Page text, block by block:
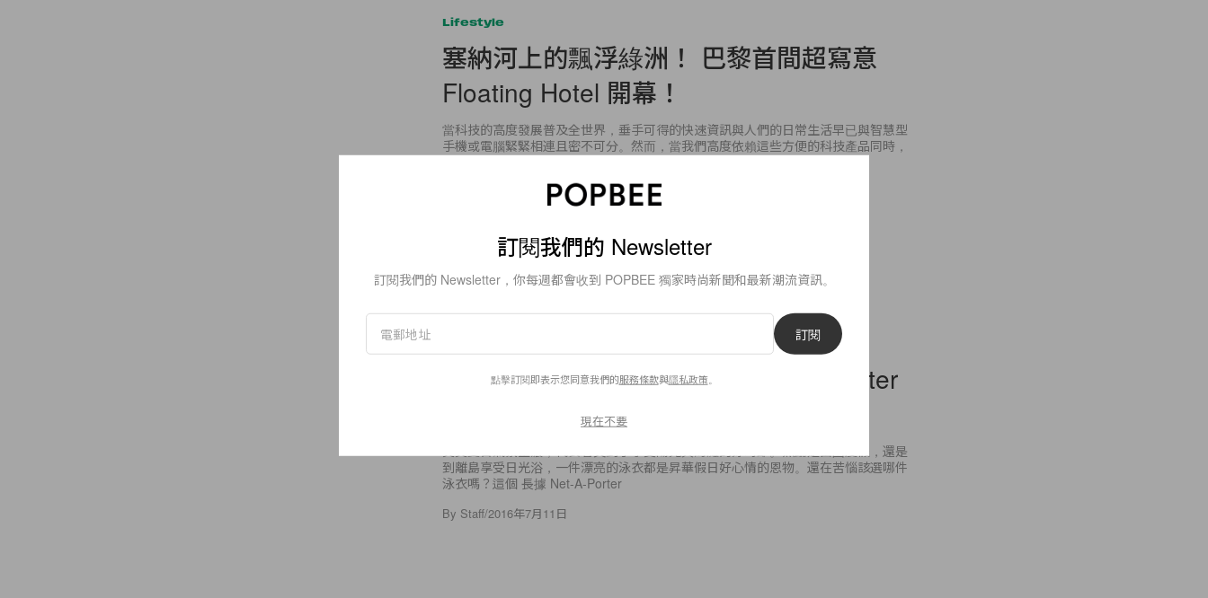
Lifestyle
塞納河上的飄浮綠洲！ 巴黎首間超寫意
Floating Hotel 開幕！
當科技的高度發展普及全世界，垂手可得的快速資訊與人們的日常生活早已與智慧型
手機或電腦緊緊相連且密不可分。然而，當我們高度依賴這些方便的科技產品同時，
是否有時也會想要暫時關掉一切，並且切斷與吵雜環境相連
2016年7月11日
Beyoncé 最愛！夏日必備的 Net-A-Porter
最高銷量澳洲泳衣品牌是這個！
炎炎夏日氣氛正濃，代表着又到了享受陽光與海灘的好時節。無論是出國度假，還是
到離島享受日光浴，一件漂亮的泳衣都是昇華假日好心情的恩物。還在苦惱該選哪件
泳衣嗎？這個 長據 Net-A-Porter
By Staff/2016年7月11日
訂閱我們的 Newsletter
訂閱我們的 Newsletter，你每週都會收到 POPBEE 獨家時尚新聞和最新潮流資訊。
訂閱
點擊訂閱即表示您同意我們的服務條款與隱私政策
現在不要